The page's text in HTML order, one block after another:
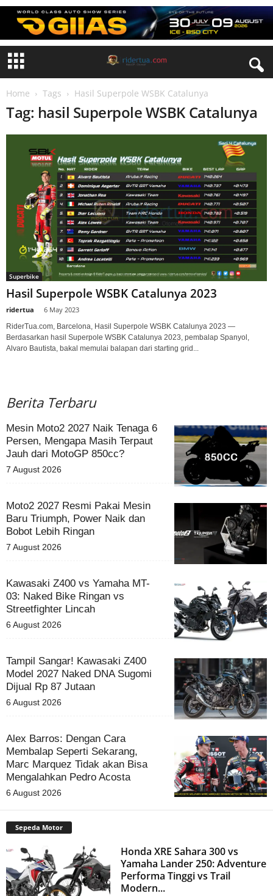
Home Tags Hasil Superpole WSBK Catalunya
Tag: hasil Superpole WSBK Catalunya
Superbike
Hasil Superpole WSBK Catalunya 2023
ridertua 6 May 2023
RiderTua.com, Barcelona, Hasil Superpole WSBK Catalunya 2023 —
Berdasarkan hasil Superpole WSBK Catalunya 2023, pembalap Spanyol,
Alvaro Bautista, bakal memulai balapan dari starting grid...
Berita Terbaru
Mesin Moto2 2027 Naik Tenaga 6
Persen, Mengapa Masih Terpaut
Jauh dari MotoGP 850cc?
7 August 2026
Moto2 2027 Resmi Pakai Mesin
Baru Triumph, Power Naik dan
Bobot Lebih Ringan
7 August 2026
Kawasaki Z400 vs Yamaha MT-
03: Naked Bike Ringan vs
Streetfighter Lincah
6 August 2026
Tampil Sangar! Kawasaki Z400
Model 2027 Naked DNA Sugomi
Dijual Rp 87 Jutaan
6 August 2026
Alex Barros: Dengan Cara
Membalap Seperti Sekarang,
Marc Marquez Tidak akan Bisa
Mengalahkan Pedro Acosta
6 August 2026
Sepeda Motor
Honda XRE Sahara 300 vs
Yamaha Lander 250: Adventure
Performa Tinggi vs Trail
Modern...